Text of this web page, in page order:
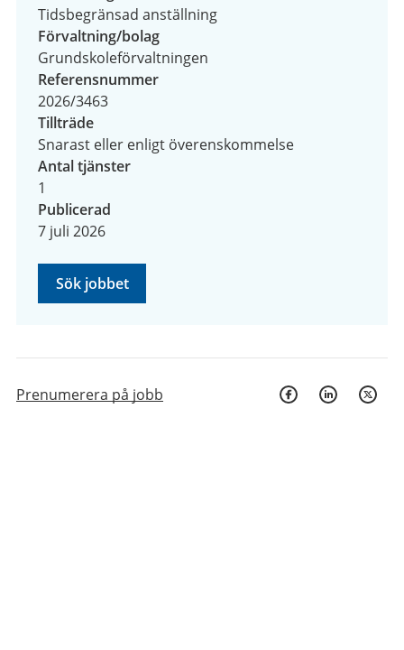
Tidsbegränsad anställning
Förvaltning/bolag
Grundskoleförvaltningen
Referensnummer
2026/3463
Tillträde
Snarast eller enligt överenskommelse
Antal tjänster
1
Publicerad
7 juli 2026
Sök jobbet
Prenumerera på jobb